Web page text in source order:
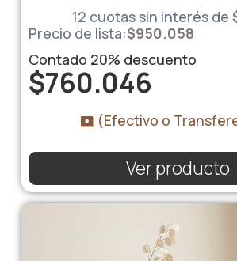
12 cuotas sin interés de
Precio de lista:$950.058
Contado 20% descuento
$760.046
(Efectivo o
Ver producto